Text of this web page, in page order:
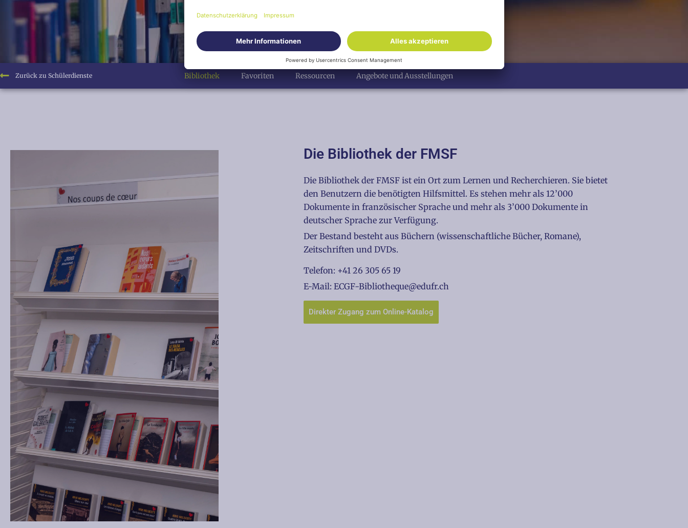
Zurück zu Schülerdienste Bibliothek Favoriten Ressourcen Angebote und Ausstellungen
Die Bibliothek der FMSF
Die Bibliothek der FMSF ist ein Ort zum Lernen und Recherchieren. Sie bietet
den Benutzern die benötigten Hilfsmittel. Es stehen mehr als 12’000
Dokumente in französischer Sprache und mehr als 3’000 Dokumente in
deutscher Sprache zur Verfügung.
Der Bestand besteht aus Büchern (wissenschaftliche Bücher, Romane),
Zeitschriften und DVDs.
Telefon: +41 26 305 65 19
E-Mail: ECGF-Bibliotheque@edufr.ch
Direkter Zugang zum Online-Katalog